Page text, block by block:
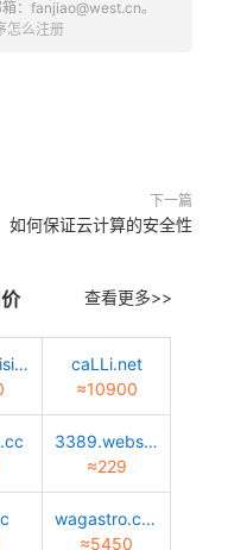
：fanjiao@west.cn。
怎么注册
下一篇
如何保证云计算的安全性
查看更多>>
jeweLscuisine.com
caLLi.net
≈10900
3389.website
≈229
wagastro.com
≈5450